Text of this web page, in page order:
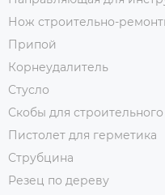
Нож строительно-
Припой
Корнеудалитель
Стусло
Скобы для
Пистолет для герметика
Струбцина
Резец по дереву